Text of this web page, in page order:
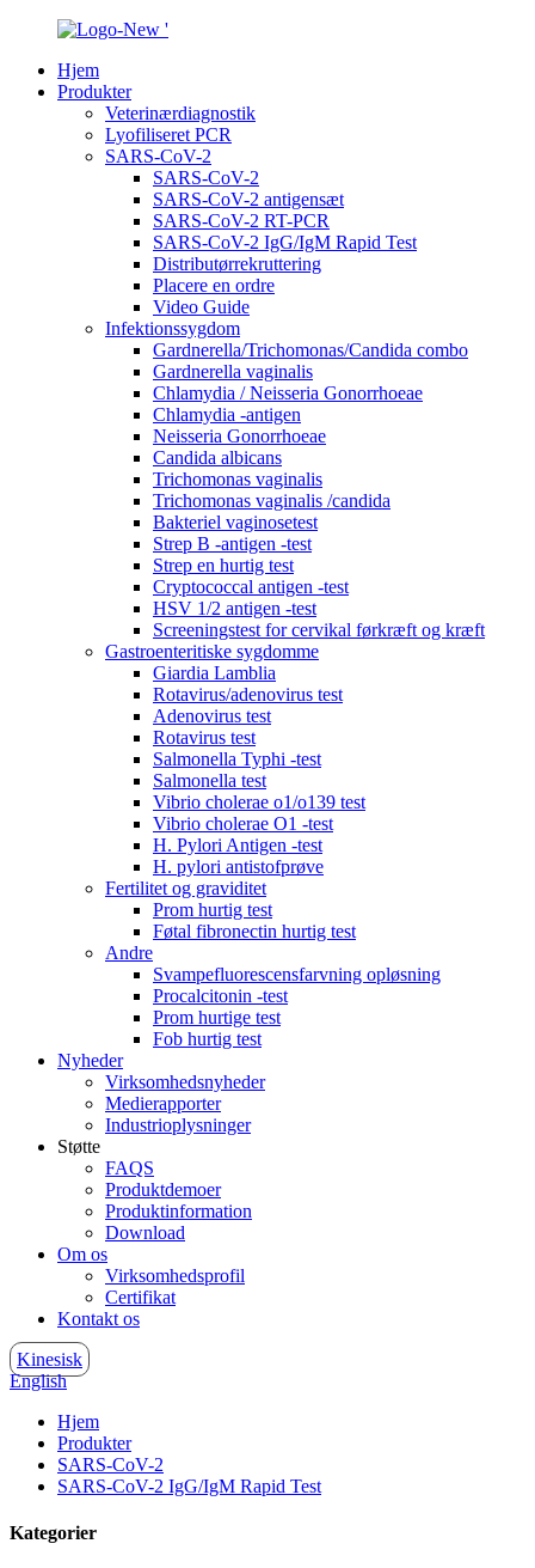
Hjem
Produkter
Veterinærdiagnostik
Lyofiliseret PCR
SARS-CoV-2
SARS-CoV-2
SARS-CoV-2 antigensæt
SARS-CoV-2 RT-PCR
SARS-CoV-2 IgG/IgM Rapid Test
Distributørrekruttering
Placere en ordre
Video Guide
Infektionssygdom
Gardnerella/Trichomonas/Candida combo
Gardnerella vaginalis
Chlamydia / Neisseria Gonorrhoeae
Chlamydia -antigen
Neisseria Gonorrhoeae
Candida albicans
Trichomonas vaginalis
Trichomonas vaginalis /candida
Bakteriel vaginosetest
Strep B -antigen -test
Strep en hurtig test
Cryptococcal antigen -test
HSV 1/2 antigen -test
Screeningstest for cervikal førkræft og kræft
Gastroenteritiske sygdomme
Giardia Lamblia
Rotavirus/adenovirus test
Adenovirus test
Rotavirus test
Salmonella Typhi -test
Salmonella test
Vibrio cholerae o1/o139 test
Vibrio cholerae O1 -test
H. Pylori Antigen -test
H. pylori antistofprøve
Fertilitet og graviditet
Prom hurtig test
Føtal fibronectin hurtig test
Andre
Svampefluorescensfarvning opløsning
Procalcitonin -test
Prom hurtige test
Fob hurtig test
Nyheder
Virksomhedsnyheder
Medierapporter
Industrioplysninger
Støtte
FAQS
Produktdemoer
Produktinformation
Download
Om os
Virksomhedsprofil
Certifikat
Kontakt os
Kinesisk
English
Hjem
Produkter
SARS-CoV-2
SARS-CoV-2 IgG/IgM Rapid Test
Kategorier